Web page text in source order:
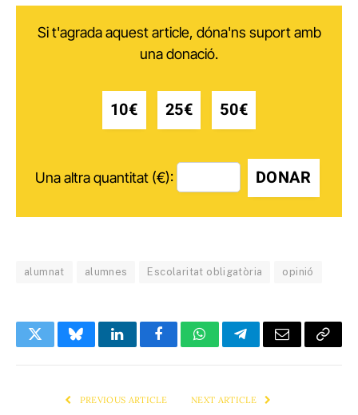
Si t'agrada aquest article, dóna'ns suport amb
una donació.
10€ 25€ 50€
Una altra quantitat (€): DONAR
alumnat alumnes Escolaritat obligatòria opinió
TwitterBlueskyLinkedInFacebookWhatsAppTelegramEmail Copy
PREVIOUS ARTICLE NEXT ARTICLE